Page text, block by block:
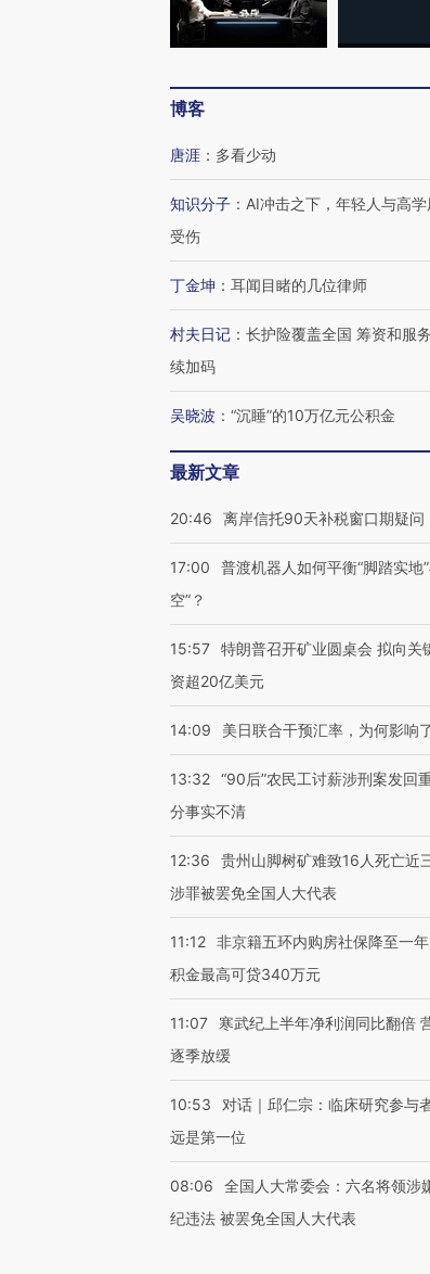
博客
唐涯 ： 多看少动
知识分子 ： AI冲击之下，年轻人与高
受伤
丁金坤 ： 耳闻目睹的几位律师
村夫日记 ： 长护险覆盖全国 筹资和服
续加码
吴晓波 ： “沉睡”的10万亿元公积金
最新文章
20:46 离岸信托90天补税窗口期疑问
17:00
普渡机器人如何平衡“脚踏实地
空”？
15:57 特朗普召开矿业圆桌会 拟向关
资超20亿美元
14:09 美日联合干预汇率，为何影响
13:32 “90后”农民工讨薪涉刑案发回
分事实不清
12:36
贵州山脚树矿难致16人死亡近
涉罪被罢免全国人大代表
11:12 非京籍五环内购房社保降至一
积金最高可贷340万元
11:07
寒武纪上半年净利润同比翻倍
逐季放缓
10:53
对话｜邱仁宗：临床研究参与
远是第一位
08:06
全国人大常委会：六名将领涉
纪违法 被罢免全国人大代表